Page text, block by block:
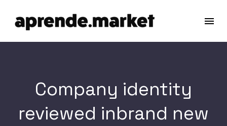
Company identity
reviewed inbrand new